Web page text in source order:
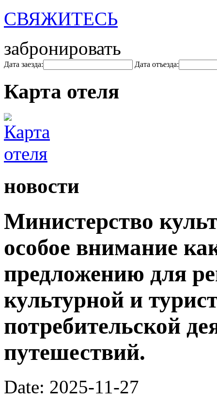
СВЯЖИТЕСЬ
забронировать
Дата заезда: Дата отъезда:
Карта отеля
новости
Министерство
особое внимание
предложению для
культурной и
потребительской
путешествий.
Date: 2025-11-27